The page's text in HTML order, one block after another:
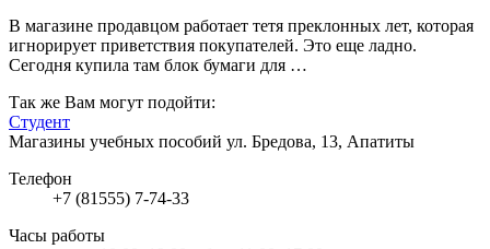
В магазине продавцом работает тетя преклонных лет, которая
игнорирует приветствия покупателей. Это еще ладно.
Сегодня купила там блок бумаги для …
Так же Вам могут подойти:
Студент
Магазины учебных пособий ул. Бредова, 13, Апатиты
Телефон
+7 (81555) 7-74-33
Часы работы